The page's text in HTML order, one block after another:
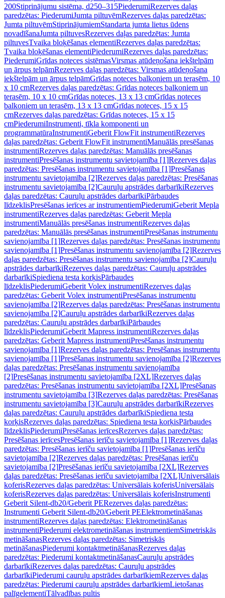
200Stiprinājumu sistēma, d250–315PiederumiRezerves daļas
paredzētas: PiederumiJumta piltuvēmRezerves daļas paredzētas:
Jumta piltuvēmStiprinājumiemStandarta jumta lietus ūdens
novadīšanaJumta piltuvesRezerves daļas paredzētas: Jumta
piltuvesTvaika bloķēšanas elementiRezerves daļas paredzētas:
Tvaika bloķēšanas elementiPiederumiRezerves daļas paredzētas:
PiederumiGrīdas noteces sistēmasVirsmas atūdeņošana iekštelpām
un ārpus telpāmRezerves daļas paredzētas: Virsmas atūdeņošana
iekštelpām un ārpus telpāmGrīdas noteces balkoniem un terasēm, 10
x 10 cmRezerves daļas paredzētas: Grīdas noteces balkoniem un
terasēm, 10 x 10 cmGrīdas noteces, 13 x 13 cmGrīdas noteces
balkoniem un terasēm, 13 x 13 cmGrīdas noteces, 15 x 15
cmRezerves daļas paredzētas: Grīdas noteces, 15 x 15
cmPiederumiInstrumenti, tīkla komponenti un
programmatūraInstrumentiGeberit FlowFit instrumentiRezerves
daļas paredzētas: Geberit FlowFit instrumentiManuālās presēšanas
instrumentiRezerves daļas paredzētas: Manuālās presēšanas
instrumentiPresēšanas instrumentu savietojamība [1]Rezerves daļas
paredzētas: Presēšanas instrumentu savietojamība [1]Presēšanas
instrumentu savietojamība [2]Rezerves daļas paredzētas: Presēšanas
instrumentu savietojamība [2]Cauruļu apstrādes darbarīkiRezerves
daļas paredzētas: Cauruļu apstrādes darbarīkiPārbaudes
līdzeklisPresēšanas ierīces ar instrumentiemPiederumiGeberit Mepla
instrumentiRezerves daļas paredzētas: Geberit Mepla
instrumentiManuālās presēšanas instrumentiRezerves daļas
paredzētas: Manuālās presēšanas instrumentiPresēšanas instrumentu
savienojamība [1]Rezerves daļas paredzētas: Presēšanas instrumentu
savienojamība [1]Presēšanas instrumentu savienojamība [2]Rezerves
daļas paredzētas: Presēšanas instrumentu savienojamība [2]Cauruļu
apstrādes darbarīkiRezerves daļas paredzētas: Cauruļu apstrādes
darbarīkiSpiediena testa korķisPārbaudes
līdzeklisPiederumiGeberit Volex instrumentiRezerves daļas
paredzētas: Geberit Volex instrumentiPresēšanas instrumentu
savienojamība [2]Rezerves daļas paredzētas: Presēšanas instrumentu
savienojamība [2]Cauruļu apstrādes darbarīkiRezerves daļas
paredzētas: Cauruļu apstrādes darbarīkiPārbaudes
līdzeklisPiederumiGeberit Mapress instrumentiRezerves daļas
paredzētas: Geberit Mapress instrumentiPresēšanas instrumentu
savienojamība [1]Rezerves daļas paredzētas: Presēšanas instrumentu
savienojamība [1]Presēšanas instrumentu savienojamība [2]Rezerves
daļas paredzētas: Presēšanas instrumentu savienojamība
[2]Presēšanas instrumentu savietojamība [2XL]Rezerves daļas
paredzētas: Presēšanas instrumentu savietojamība [2XL]Presēšanas
instrumentu savietojamība [3]Rezerves daļas paredzētas: Presēšanas
instrumentu savietojamība [3]Cauruļu apstrādes darbarīkiRezerves
daļas paredzētas: Cauruļu apstrādes darbarīkiSpiediena testa
korķisRezerves daļas paredzētas: Spiediena testa korķisPārbaudes
līdzeklisPiederumiPresēšanas ierīcesRezerves daļas paredzētas:
Presēšanas ierīcesPresēšanas ierīču savietojamība [1]Rezerves daļas
paredzētas: Presēšanas ierīču savietojamība [1]Presēšanas ierīču
savietojamība [2]Rezerves daļas paredzētas: Presēšanas ierīču
savietojamība [2]Presēšanas ierīču savietojamība [2XL]Rezerves
daļas paredzētas: Presēšanas ierīču savietojamība [2XL]Universālais
koferisRezerves daļas paredzētas: Universālais koferisUniversālais
koferisRezerves daļas paredzētas: Universālais koferisInstrumenti
Geberit Silent-db20/Geberit PERezerves daļas paredzētas:
Instrumenti Geberit Silent-db20/Geberit PEElektrometināšanas
instrumentiRezerves daļas paredzētas: Elektrometināšanas
instrumentiPiederumi elektrometināšanas instrumentiemSimetriskās
metināšanasRezerves daļas paredzētas: Simetriskās
metināšanasPiederumi kontaktmetināšanasRezerves daļas
paredzētas: Piederumi kontaktmetināšanasCauruļu apstrādes
darbarīkiRezerves daļas paredzētas: Cauruļu apstrādes
darbarīkiPiederumi cauruļu apstrādes darbarīkiemRezerves daļas
paredzētas: Piederumi cauruļu apstrādes darbarīkiemLietošanas
palīgelementiTālvadības pultis